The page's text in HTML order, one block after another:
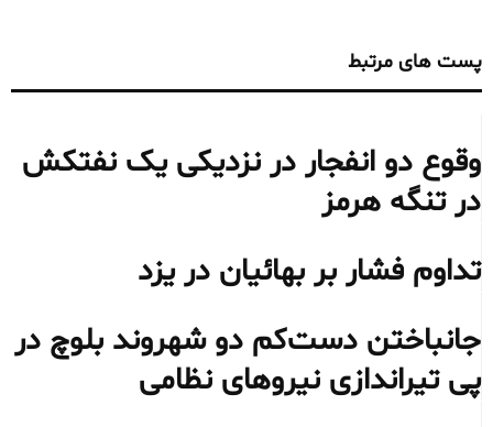
پست های مرتبط
وقوع دو انفجار در نزدیکی یک نفتکش
در تنگه هرمز
تداوم فشار بر بهائیان در یزد
جانباختن دست‌کم دو شهروند بلوچ در
پی تیراندازی نیروهای نظامی